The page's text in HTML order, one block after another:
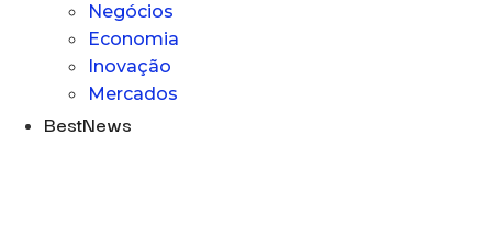
Negócios
Economia
Inovação
Mercados
BestNews